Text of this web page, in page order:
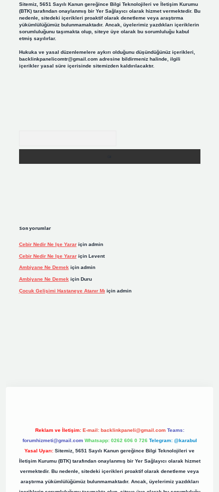
Sitemiz, 5651 Sayılı Kanun gereğince Bilgi Teknolojileri ve İletişim Kurumu
(BTK) tarafından onaylanmış bir Yer Sağlayıcı olarak hizmet vermektedir. Bu
nedenle, sitedeki içerikleri proaktif olarak denetleme veya araştırma
yükümlülüğümüz bulunmamaktadır. Ancak, üyelerimiz yazdıkları içeriklerin
sorumluluğunu taşımakta olup, siteye üye olarak bu sorumluluğu kabul
etmiş sayılırlar.
Hukuka ve yasal düzenlemelere aykırı olduğunu düşündüğünüz içerikleri,
backlinkpanelicomtr@gmail.comadresine bildirmeniz halinde, ilgili
içerikler yasal süre içerisinde sitemizden kaldırılacaktır.
Son yorumlar
Cebir Nedir Ne Işe Yarariçin admin
Cebir Nedir Ne Işe Yarariçin Levent
Ambiyane Ne Demekiçin admin
Ambiyane Ne Demek için Duru
Çocuk Gelişimi Hastaneye Atanır Mı için admin
Reklam ve İletişim: E-mail: backlinkpaneli@gmail.com Teams:
forumhizmeti@gmail.com Whatsapp: 0262 606 0 726 Telegram: @karabul
Yasal Uyarı: Sitemiz, 5651 Sayılı Kanun gereğince Bilgi Teknolojileri ve
İletişim Kurumu (BTK) tarafından onaylanmış bir Yer Sağlayıcı olarak hizmet
vermektedir. Bu nedenle, sitedeki içerikleri proaktif olarak denetleme veya
araştırma yükümlülüğümüz bulunmamaktadır. Ancak, üyelerimiz yazdıkları